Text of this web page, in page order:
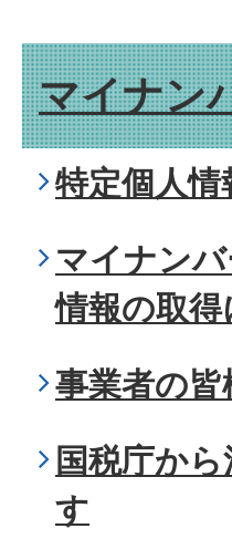
マイナン
特定個人情
マイナン
情報の取
事業者の
国税庁か
す